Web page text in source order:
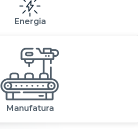
Energia
Manufatura